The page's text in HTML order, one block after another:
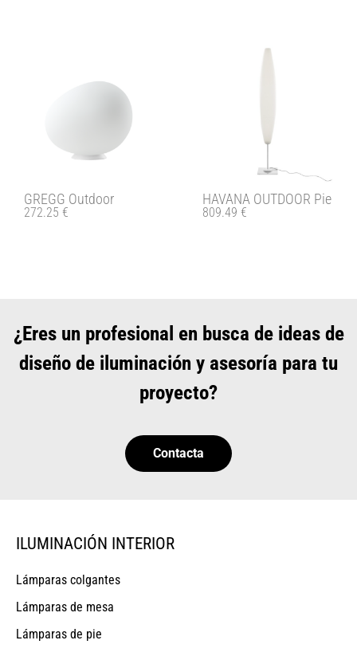
GREGG Outdoor
272.25 €
HAVANA OUTDOOR Pie
809.49 €
¿Eres un profesional en busca de ideas de
diseño de iluminación y asesoría para tu
proyecto?
Contacta
ILUMINACIÓN INTERIOR
Lámparas colgantes
Lámparas de mesa
Lámparas de pie